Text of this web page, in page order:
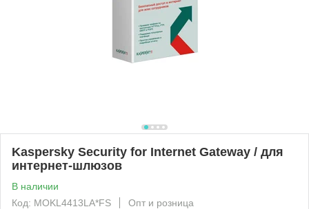
Kaspersky Security for Internet Gateway / для
интернет-шлюзов
В наличии
Код: MOKL4413LA*FS
Опт и розница